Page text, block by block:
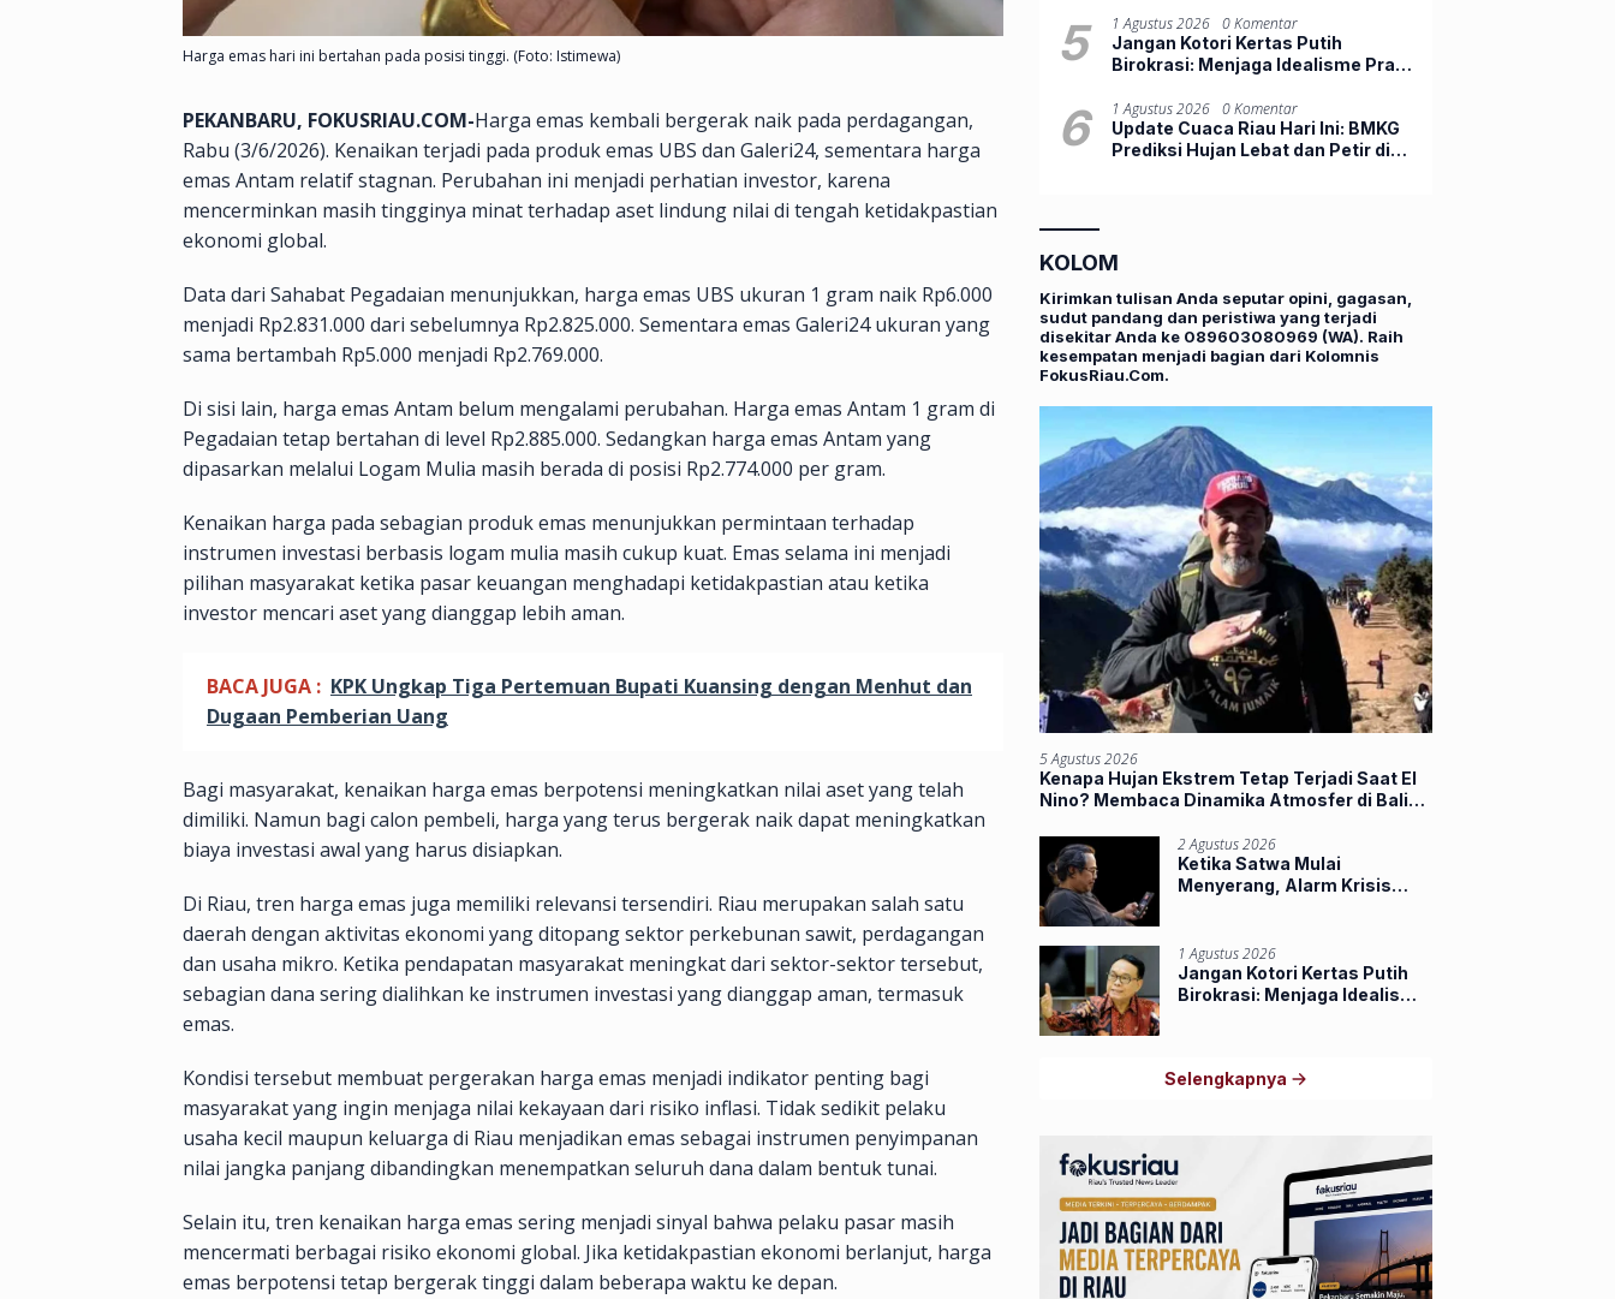
Harga emas hari ini bertahan pada posisi tinggi. (Foto: Istimewa)
PEKANBARU, FOKUSRIAU.COM-Harga emas kembali bergerak naik pada perdagangan,
Rabu (3/6/2026). Kenaikan terjadi pada produk emas UBS dan Galeri24, sementara harga
emas Antam relatif stagnan. Perubahan ini menjadi perhatian investor, karena
mencerminkan masih tingginya minat terhadap aset lindung nilai di tengah ketidakpastian
ekonomi global.
Data dari Sahabat Pegadaian menunjukkan, harga emas UBS ukuran 1 gram naik Rp6.000
menjadi Rp2.831.000 dari sebelumnya Rp2.825.000. Sementara emas Galeri24 ukuran yang
sama bertambah Rp5.000 menjadi Rp2.769.000.
Di sisi lain, harga emas Antam belum mengalami perubahan. Harga emas Antam 1 gram di
Pegadaian tetap bertahan di level Rp2.885.000. Sedangkan harga emas Antam yang
dipasarkan melalui Logam Mulia masih berada di posisi Rp2.774.000 per gram.
Kenaikan harga pada sebagian produk emas menunjukkan permintaan terhadap
instrumen investasi berbasis logam mulia masih cukup kuat. Emas selama ini menjadi
pilihan masyarakat ketika pasar keuangan menghadapi ketidakpastian atau ketika
investor mencari aset yang dianggap lebih aman.
BACA JUGA : KPK Ungkap Tiga Pertemuan Bupati Kuansing dengan Menhut dan
Dugaan Pemberian Uang
Bagi masyarakat, kenaikan harga emas berpotensi meningkatkan nilai aset yang telah
dimiliki. Namun bagi calon pembeli, harga yang terus bergerak naik dapat meningkatkan
biaya investasi awal yang harus disiapkan.
Di Riau, tren harga emas juga memiliki relevansi tersendiri. Riau merupakan salah satu
daerah dengan aktivitas ekonomi yang ditopang sektor perkebunan sawit, perdagangan
dan usaha mikro. Ketika pendapatan masyarakat meningkat dari sektor-sektor tersebut,
sebagian dana sering dialihkan ke instrumen investasi yang dianggap aman, termasuk
emas.
Kondisi tersebut membuat pergerakan harga emas menjadi indikator penting bagi
masyarakat yang ingin menjaga nilai kekayaan dari risiko inflasi. Tidak sedikit pelaku
usaha kecil maupun keluarga di Riau menjadikan emas sebagai instrumen penyimpanan
nilai jangka panjang dibandingkan menempatkan seluruh dana dalam bentuk tunai.
Selain itu, tren kenaikan harga emas sering menjadi sinyal bahwa pelaku pasar masih
mencermati berbagai risiko ekonomi global. Jika ketidakpastian ekonomi berlanjut, harga
emas berpotensi tetap bergerak tinggi dalam beberapa waktu ke depan.
5 1 Agustus 2026
0 Komentar
Jangan Kotori Kertas Putih
Birokrasi: Menjaga Idealisme Praja
6 1 Agustus 2026
0 Komentar
Update Cuaca Riau Hari Ini: BMKG
Prediksi Hujan Lebat dan Petir di
KOLOM
Kirimkan tulisan Anda seputar opini, gagasan,
sudut pandang dan peristiwa yang terjadi
disekitar Anda ke 089603080969 (WA). Raih
kesempatan menjadi bagian dari Kolomnis
FokusRiau.Com.
5 Agustus 2026
Kenapa Hujan Ekstrem Tetap Terjadi Saat El
Nino? Membaca Dinamika Atmosfer di Balik
2 Agustus 2026
Ketika Satwa Mulai
Menyerang, Alarm Krisis
1 Agustus 2026
Jangan Kotori Kertas Putih
Birokrasi: Menjaga Idealisme
Selengkapnya